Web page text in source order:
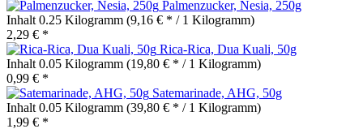
Palmenzucker, Nesia, 250g
Inhalt 0.25 Kilogramm (9,16 € * / 1 Kilogramm)
2,29 € *
Rica-Rica, Dua Kuali, 50g
Inhalt 0.05 Kilogramm (19,80 € * / 1 Kilogramm)
0,99 € *
Satemarinade, AHG, 50g
Inhalt 0.05 Kilogramm (39,80 € * / 1 Kilogramm)
1,99 € *